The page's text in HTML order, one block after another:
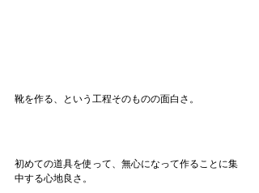
靴を作る、という工程そのものの面白さ。
初めての道具を使って、無心になって作ることに集
中する心地良さ。